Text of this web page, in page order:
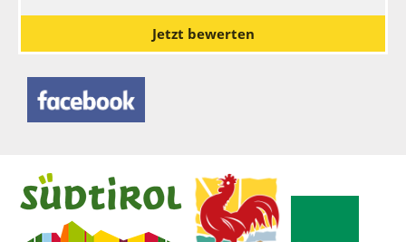
Jetzt bewerten